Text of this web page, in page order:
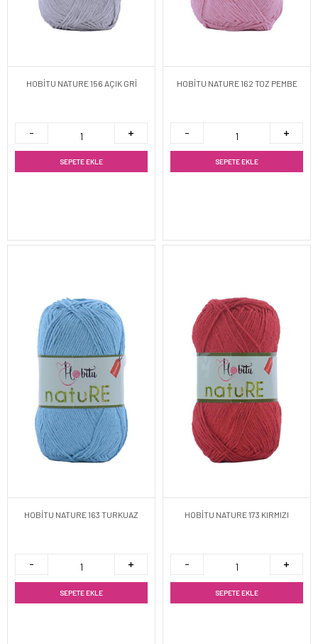
HOBİTU NATURE 156 AÇIK GRİ
SEPETE EKLE
HOBİTU NATURE 162 TOZ PEMBE
SEPETE EKLE
HOBİTU NATURE 163 TURKUAZ
SEPETE EKLE
HOBİTU NATURE 173 KIRMIZI
SEPETE EKLE